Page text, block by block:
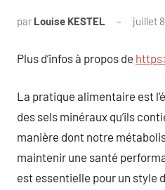
par Louise KESTEL juillet
Plus d’infos à propos de
La pratique alimentaire est
des sels minéraux qu’ils
manière dont notre
maintenir une santé
est essentielle pour un style